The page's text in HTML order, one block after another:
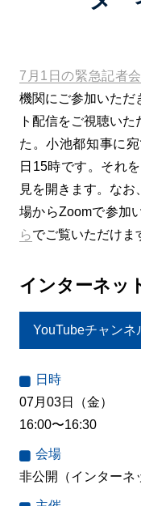
7月1日の緊急記者
機関にご参加いただ
ト配信をご視聴い
た。小池都知事に
日15時です。それ
見を開きます。な
場からZoomで参加
らでご覧いただけま
インターネッ
YouTubeチャン
日時
07月03日（金）
16:00〜16:30
会場
非公開（インターネ